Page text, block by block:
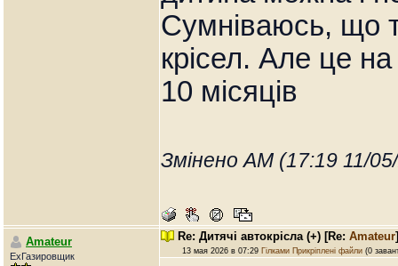
Сумніваюсь, що
крісел. Але це
10 місяців
Змінено AM (17:19 11/
Amateur
ExГазировщик
Re: Дитячі автокрісла (+) [Re: Amateur]
13 мая 2026 в 07:29 Гілками Прикріплені файли (0